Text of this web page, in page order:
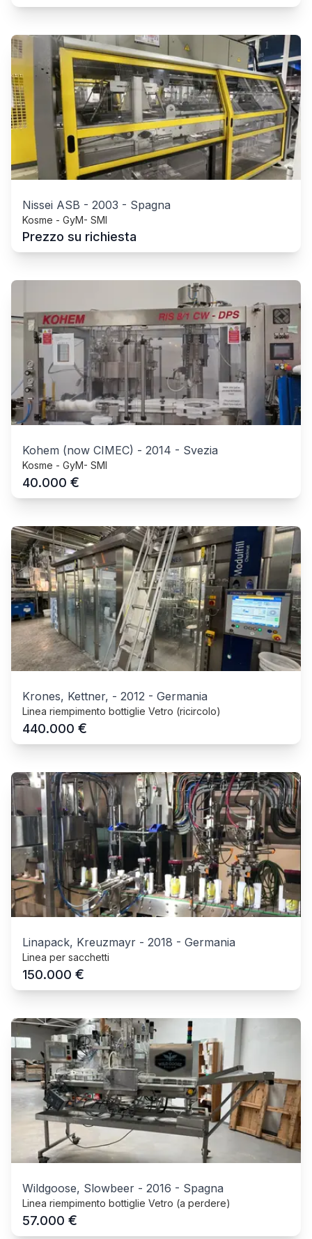
Nissei ASB - 2003 - Spagna
Kosme - GyM- SMI
Prezzo su richiesta
Kohem (now CIMEC) - 2014 - Svezia
Kosme - GyM- SMI
40.000 €
Krones, Kettner, - 2012 - Germania
Linea riempimento bottiglie Vetro (ricircolo)
440.000 €
Linapack, Kreuzmayr - 2018 - Germania
Linea per sacchetti
150.000 €
Wildgoose, Slowbeer - 2016 - Spagna
Linea riempimento bottiglie Vetro (a perdere)
57.000 €